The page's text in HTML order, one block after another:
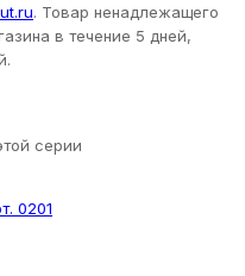
. Товар ненадлежащего
в течение 5 дней,
серии